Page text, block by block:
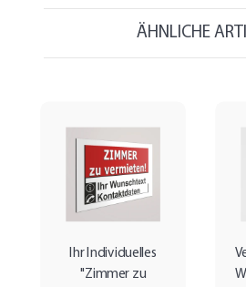
ÄHNLICHE
Ihr Individuelles
"Zimmer zu